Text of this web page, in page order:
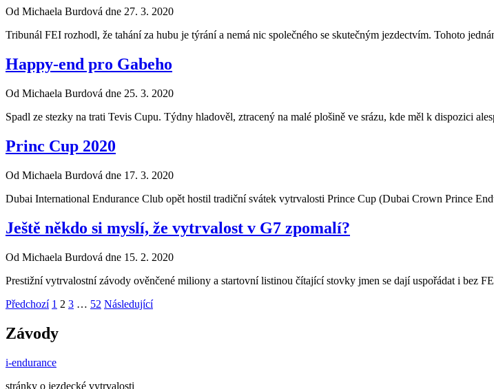
Od Michaela Burdová dne 27. 3. 2020
Tribunál FEI rozhodl, že tahání za hubu je týrání a nemá nic společného se skutečným jezdectvím. Tohoto
Happy-end pro Gabeho
Od Michaela Burdová dne 25. 3. 2020
Spadl ze stezky na trati Tevis Cupu. Týdny hladověl, ztracený na malé plošině ve srázu, kde měl k dispozici
Princ Cup 2020
Od Michaela Burdová dne 17. 3. 2020
Dubai International Endurance Club opět hostil tradiční svátek vytrvalosti Prince Cup (Dubai Crown Prince
Ještě někdo si myslí, že vytrvalost v G7 zpomalí?
Od Michaela Burdová dne 15. 2. 2020
Prestižní vytrvalostní závody ověnčené miliony a startovní listinou čítající stovky jmen se dají uspořádat i bez
Stránkování
příspěvků
Předchozí 1 2 3 … 52 Následující
Závody
i-endurance
stránky o jezdecké vytrvalosti